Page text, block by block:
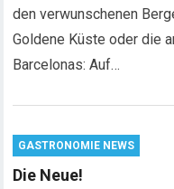
den verwunschenen
Goldene Küste oder die
Barcelonas: Auf…
GASTRONOMIE NEWS
Die Neue!